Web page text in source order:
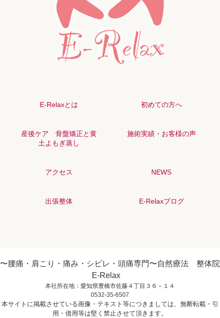
E-Relaxとは 初めての方へ
産後ケア 骨盤矯正と黄
土よもぎ蒸し
施術実績・お客様の声
アクセス NEWS
出張整体 E-Relaxブログ
〜腰痛・肩こり・痛み・シビレ・頭痛専門〜自然療法 整体院
E-Relax
本社所在地：愛知県豊橋市佐藤４丁目３６－１４
0532-35-6507
本サイトに掲載させている画像・テキスト等につきましては、無断転載・引
用・借用等は堅く禁止させて頂きます。